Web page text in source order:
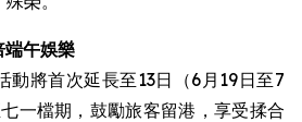
端午娛樂
動將首次延長至13日（6月19日至7
一檔期，鼓勵旅客留港，享受揉合